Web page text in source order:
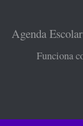
Agenda
Funciona